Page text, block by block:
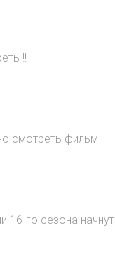
!!
смотреть фильм
16-го сезона начнут